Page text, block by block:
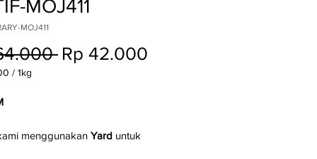
MOJ411
MOJ411
Regular
Rp 42.000
/ 1kg
menggunakan Yard untuk